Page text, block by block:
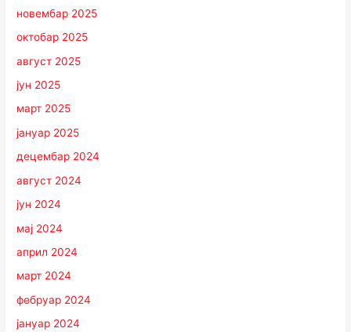
новембар 2025
октобар 2025
август 2025
јун 2025
март 2025
јануар 2025
децембар 2024
август 2024
јун 2024
мај 2024
април 2024
март 2024
фебруар 2024
јануар 2024